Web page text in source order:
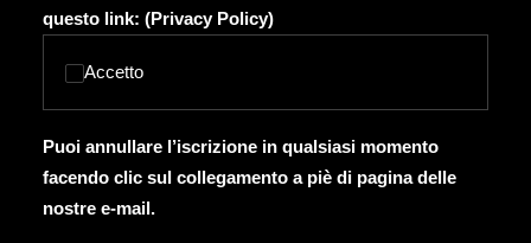
questo link: (Privacy Policy)
Accetto
Puoi annullare l’iscrizione in qualsiasi momento
facendo clic sul collegamento a piè di pagina delle
nostre e-mail.